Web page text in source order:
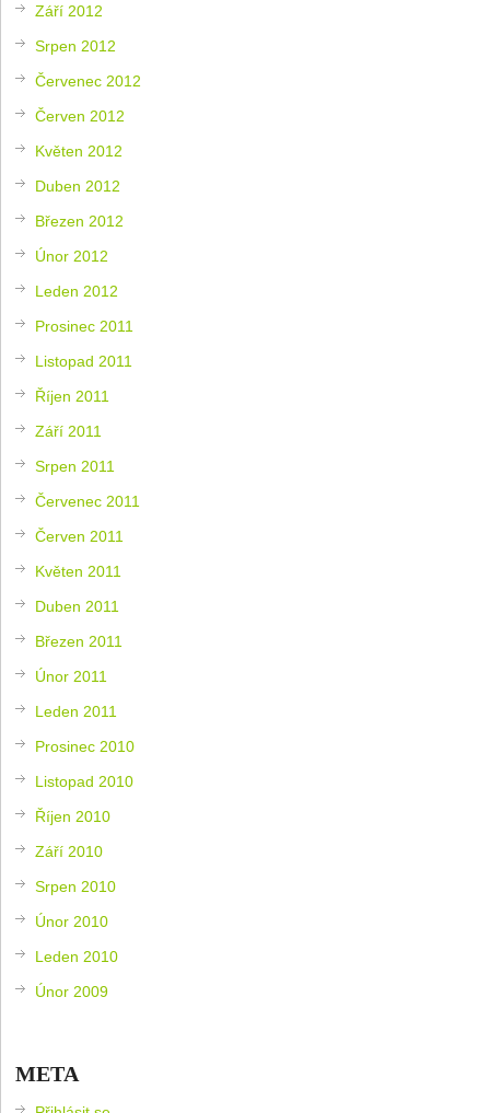
Září 2012
Srpen 2012
Červenec 2012
Červen 2012
Květen 2012
Duben 2012
Březen 2012
Únor 2012
Leden 2012
Prosinec 2011
Listopad 2011
Říjen 2011
Září 2011
Srpen 2011
Červenec 2011
Červen 2011
Květen 2011
Duben 2011
Březen 2011
Únor 2011
Leden 2011
Prosinec 2010
Listopad 2010
Říjen 2010
Září 2010
Srpen 2010
Únor 2010
Leden 2010
Únor 2009
META